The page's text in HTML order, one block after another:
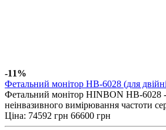
-11%
Фетальний монітор HB-6028 (для
Фетальний монітор HINBON HB-6028
неінвазивного вимірювання частоти
Ціна: 74592 грн 66600 грн